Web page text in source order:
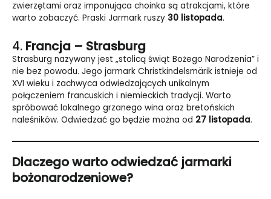
zwierzętami oraz imponująca choinka są atrakcjami, które
warto zobaczyć. Praski Jarmark ruszy 30 listopada.
4. Francja – Strasburg
Strasburg nazywany jest „stolicą świąt Bożego Narodzenia” i
nie bez powodu. Jego jarmark Christkindelsmärik istnieje od
XVI wieku i zachwyca odwiedzających unikalnym
połączeniem francuskich i niemieckich tradycji. Warto
spróbować lokalnego grzanego wina oraz bretońskich
naleśników. Odwiedzać go będzie można od 27 listopada.
Dlaczego warto odwiedzać jarmarki
bożonarodzeniowe?